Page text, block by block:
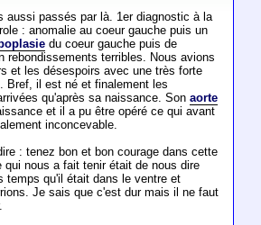
aussi passés par là. 1er diagnostic à la
: anomalie au coeur gauche puis un
du coeur gauche puis de
rebondissements terribles. Nous avions
et les désespoirs avec une très forte
Bref, il est né et finalement les
qu'après sa naissance. Son aorte
et il a pu être opéré ce qui avant
inconcevable.
: tenez bon et bon courage dans cette
qui nous a fait tenir était de nous dire
temps qu'il était dans le ventre et
Je sais que c'est dur mais il ne faut